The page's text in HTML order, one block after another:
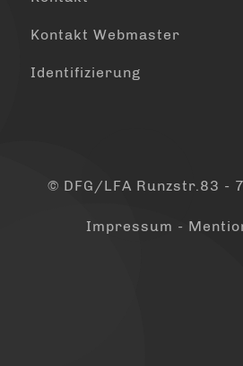
Kontakt Webmaster
Identifizierung
© DFG/LFA Runzstr.83 -
Impressum -